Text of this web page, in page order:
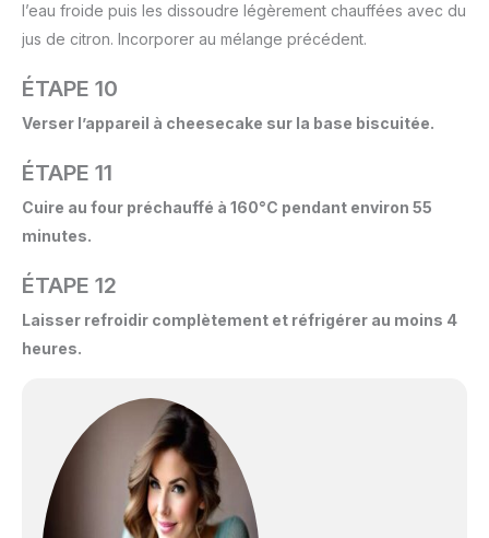
l’eau froide puis les dissoudre légèrement chauffées avec du
jus de citron. Incorporer au mélange précédent.
ÉTAPE 10
Verser l’appareil à cheesecake sur la base biscuitée.
ÉTAPE 11
Cuire au four préchauffé à 160°C pendant environ 55
minutes.
ÉTAPE 12
Laisser refroidir complètement et réfrigérer au moins 4
heures.